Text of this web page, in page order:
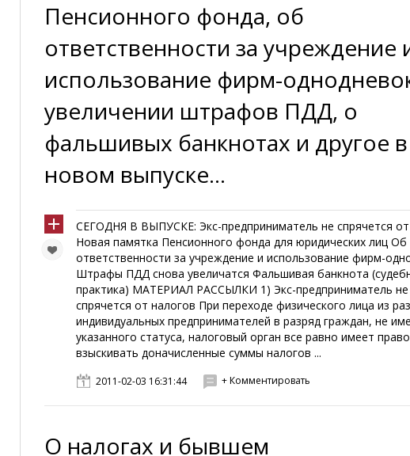
Пенсионного фонда, об
ответственности за учреждение
использование фирм-
увеличении штрафов ПДД, о
фальшивых банкнотах и другое в
новом выпуске...
СЕГОДНЯ В ВЫПУСКЕ: Экс-предприниматель не спрячется от
Новая памятка Пенсионного фонда для юридических лиц Об
ответственности за учреждение и использование фирм-
Штрафы ПДД снова увеличатся Фальшивая банкнота
практика) МАТЕРИАЛ РАССЫЛКИ 1) Экс-предприниматель не
спрячется от налогов При переходе физического лица из
индивидуальных предпринимателей в разряд граждан, не
указанного статуса, налоговый орган все равно имеет право
взыскивать доначисленные суммы налогов ...
2011-02-03 16:31:44 + Комментировать
О налогах и бывшем